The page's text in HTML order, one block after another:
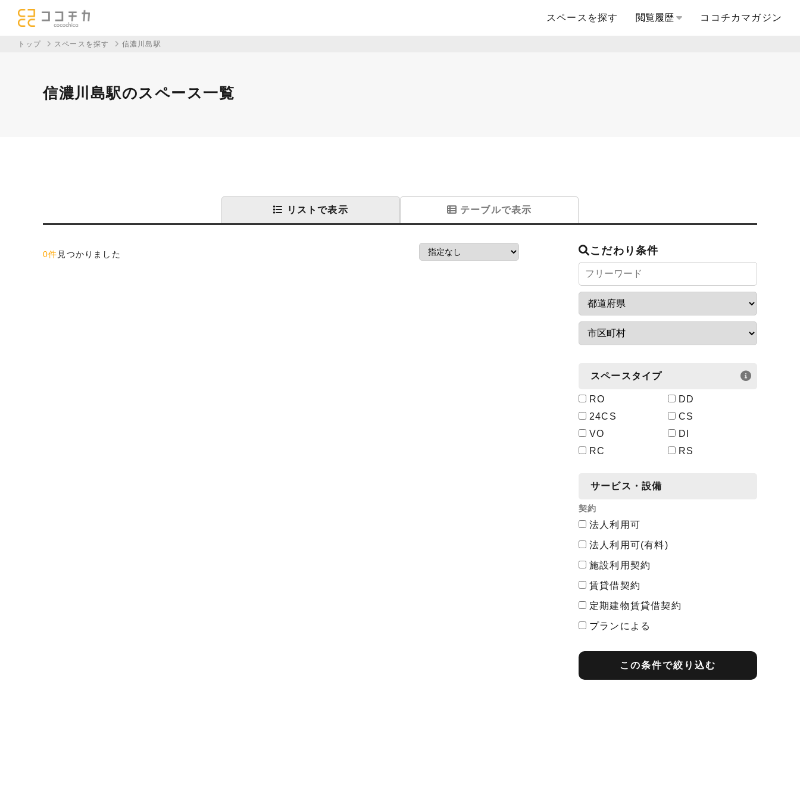
スペースを探す 閲覧履歴 ココチカマガジン
トップ スペースを探す 信濃川島駅
信濃川島駅のスペース一覧
リストで表示 テーブルで表示
0件 見つかりました こだわり条件
スペースタイプ
RO
DD
24CS
CS
VO
DI
RC
RS
サービス・設備
契約
法人利用可
法人利用可(有料)
施設利用契約
賃貸借契約
定期建物賃貸借契約
プランによる
最短契約期間この条件で絞り込む